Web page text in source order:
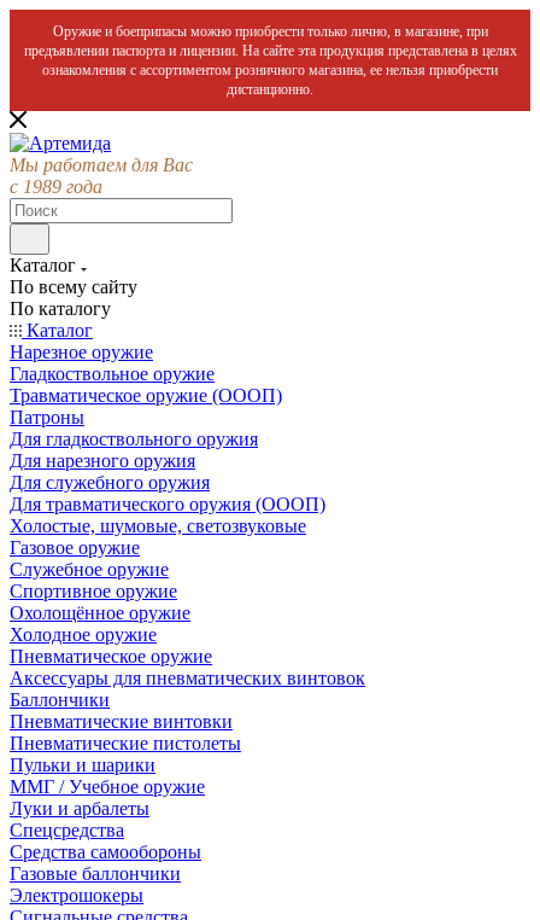
Оружие и боеприпасы можно приобрести только лично, в магазине, при
предъявлении паспорта и лицензии. На сайте эта продукция представлена в целях
ознакомления с ассортиментом розничного магазина, ее нельзя приобрести
дистанционно.
Мы работаем для Вас
с 1989 года
Каталог
По всему сайту
По каталогу
Каталог
Нарезное оружие
Гладкоствольное оружие
Травматическое оружие (ОООП)
Патроны
Для гладкоствольного оружия
Для нарезного оружия
Для служебного оружия
Для травматического оружия (ОООП)
Холостые, шумовые, светозвуковые
Газовое оружие
Служебное оружие
Спортивное оружие
Охолощённое оружие
Холодное оружие
Пневматическое оружие
Аксессуары для пневматических винтовок
Баллончики
Пневматические винтовки
Пневматические пистолеты
Пульки и шарики
ММГ / Учебное оружие
Луки и арбалеты
Спецсредства
Средства самообороны
Газовые баллончики
Электрошокеры